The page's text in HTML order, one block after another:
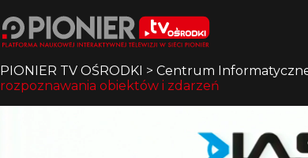
PIONIER TV OŚRODKI > Centrum
rozpoznawania obiektów i zdarzeń